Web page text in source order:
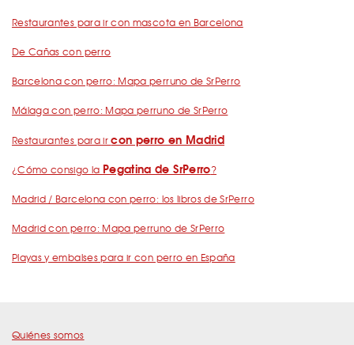
Restaurantes para ir con mascota en Barcelona
De Cañas con perro
Barcelona con perro: Mapa perruno de SrPerro
Málaga con perro: Mapa perruno de SrPerro
Restaurantes para ircon perro en Madrid
¿Cómo consigo la Pegatina de SrPerro?
Madrid / Barcelona con perro: los libros de SrPerro
Madrid con perro: Mapa perruno de SrPerro
Playas y embalses para ir con perro en España
Quiénes somos